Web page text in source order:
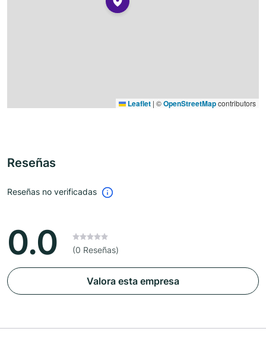
Leaflet | ©OpenStreetMapcontributors
Reseñas
Reseñas no verificadas
0.0 (0 Reseñas)
Valora esta empresa